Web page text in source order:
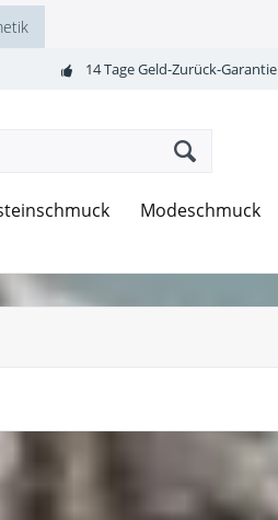
14 Tage Geld-Zurück-Garantie
Modeschmuck